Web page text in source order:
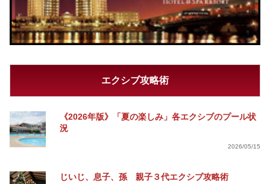
エクシブ攻略術
《2026年版》「夏の楽しみ」各エクシブのプール状
況
2026/05/15
じいじ、息子、孫 親子３代エクシブ攻略術